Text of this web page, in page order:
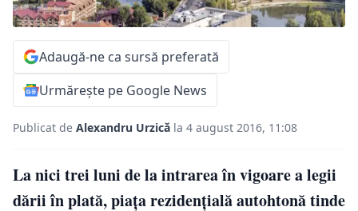
Adaugă-ne ca sursă preferată
Urmărește pe Google News
Publicat de Alexandru Urzică la 4 august 2016, 11:08
La nici trei luni de la intrarea în vigoare a legii
dării în plată, piața rezidențială autohtonă tinde